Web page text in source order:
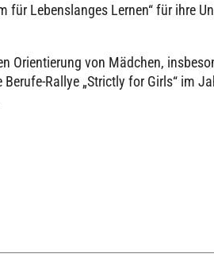
für Lebens­lan­ges Lernen“ für ihre
Ori­en­tie­rung von Mädchen,
Rallye „Strictly for Girls“ im